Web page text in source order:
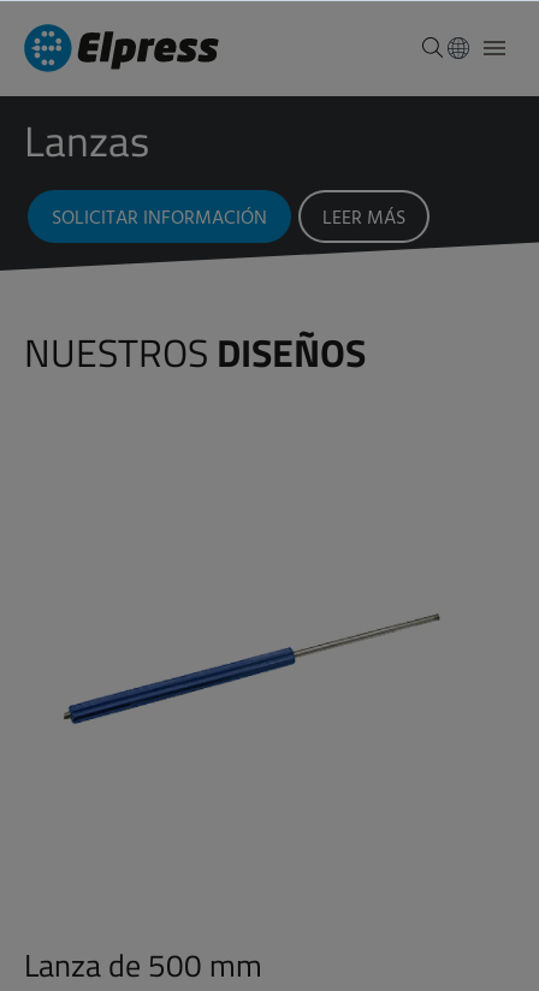
Lanzas
SOLICITAR INFORMACIÓN LEER MÁS
NUESTROS DISEÑOS
Lanza de 500 mm